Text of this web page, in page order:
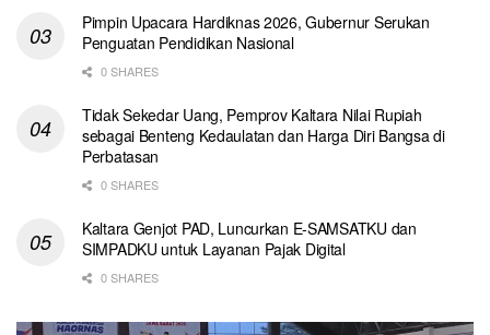
Pimpin Upacara Hardiknas 2026, Gubernur Serukan
Penguatan Pendidikan Nasional
0 SHARES
Tidak Sekedar Uang, Pemprov Kaltara Nilai Rupiah
sebagai Benteng Kedaulatan dan Harga Diri Bangsa di
Perbatasan
0 SHARES
Kaltara Genjot PAD, Luncurkan E-SAMSATKU dan
SIMPADKU untuk Layanan Pajak Digital
0 SHARES